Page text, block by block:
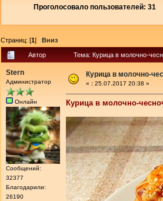
Проголосовало пользователей: 31
Страниц: [1] Вниз
Автор Тема: Курица в молочно-
Stern
Администратор
Онлайн
Сообщений:
32377
Благодарили:
26190
Курица в молочно-
« : 25.07.2017 20:38 »
Курица в молочно-